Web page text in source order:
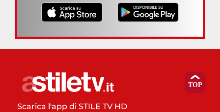
Scarica l'app di STILE TV HD